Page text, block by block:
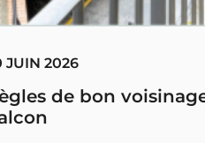
JUIN 2026
de bon